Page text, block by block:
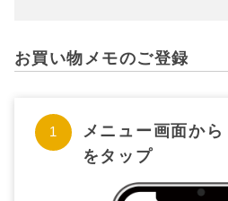
お買い物メモのご登録
メニュー画面から
をタップ